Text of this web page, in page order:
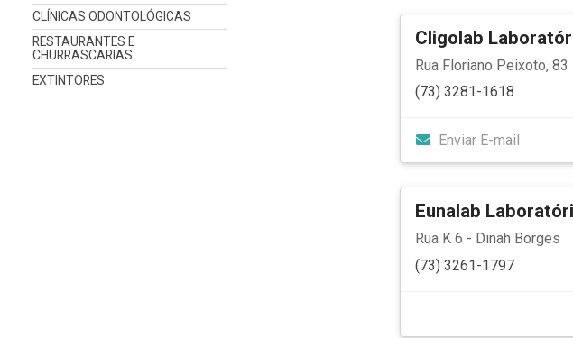
CLÍNICAS ODONTOLÓGICAS
RESTAURANTES E
CHURRASCARIAS
EXTINTORES
Cligolab
Rua Floriano Peixoto, 83
(73) 3281-1618
Enviar E-mail
Eunalab
Rua K 6 - Dinah Borges
(73) 3261-1797